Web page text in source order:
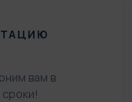
вам в